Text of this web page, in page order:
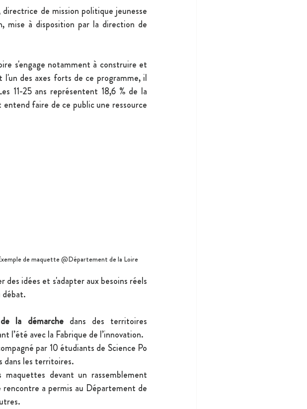
directrice de mission politique jeunesse
mise à disposition par la direction de
s'engage notamment à construire et
l'un des axes forts de ce programme, il
11-25 ans représentent 18,6 % de la
faire de ce public une ressource
de maquette @Département de la Loire
idées et s'adapter aux besoins réels
débat.
la démarche dans des territoires
l’été avec la Fabrique de l’innovation.
par 10 étudiants de Science Po
dans les territoires.
devant un rassemblement
a permis au Département de